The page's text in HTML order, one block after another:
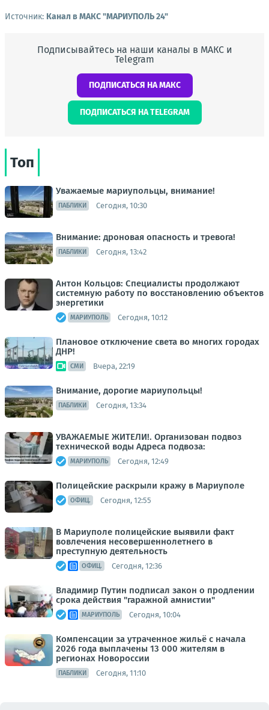
Источник: Канал в МАКС "МАРИУПОЛЬ 24"
Подписывайтесь на наши каналы в МАКС и
Telegram
ПОДПИСАТЬСЯ НА МАКС
ПОДПИСАТЬСЯ НА TELEGRAM
Топ
Уважаемые мариупольцы, внимание!
ПАБЛИКИ Сегодня, 10:30
Внимание: дроновая опасность и тревога!
ПАБЛИКИ Сегодня, 13:42
Антон Кольцов: Специалисты продолжают
системную работу по восстановлению объектов
энергетики
МАРИУПОЛЬ Сегодня, 10:12
Плановое отключение света во многих городах
ДНР!
СМИ Вчера, 22:19
Внимание, дорогие мариупольцы!
ПАБЛИКИ Сегодня, 13:34
УВАЖАЕМЫЕ ЖИТЕЛИ!. Организован подвоз
технической воды Адреса подвоза:
МАРИУПОЛЬ Сегодня, 12:49
Полицейские раскрыли кражу в Мариуполе
ОФИЦ. Сегодня, 12:55
В Мариуполе полицейские выявили факт
вовлечения несовершеннолетнего в
преступную деятельность
ОФИЦ. Сегодня, 12:36
Владимир Путин подписал закон о продлении
срока действия "гаражной амнистии"
МАРИУПОЛЬ Сегодня, 10:04
Компенсации за утраченное жильё с начала
2026 года выплачены 13 000 жителям в
регионах Новороссии
ПАБЛИКИ Сегодня, 11:10